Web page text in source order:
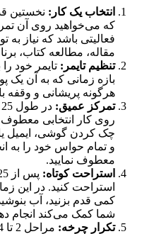
انتخاب یک کار:نخستین قدم،
که می‌خواهید روی آن تمرکز
فعالیتی باشد که نیاز به
مقاله، مطالعه کتاب،
تنظیم تایمر:
بازه زمانی که به آن یک
هرگونه پریشانی و وقفه باشد.
تمرکز عمیق:
در
روی کار انتخابی معطوف
چک کردن گوشی، ایمیل یا
و تمام حواس خود را به
معطوف نمایید.
استراحت کوتاه:
استراحت کنید. در این زمان
کمی قدم بزنید، آب بنوشید
شما کمک می‌کند انجام دهید.
تکرار چرخه: